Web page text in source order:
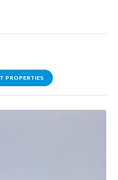
PROPERTIES